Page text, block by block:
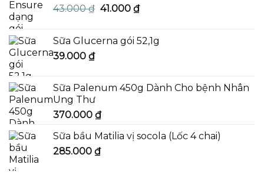
43.000₫ Giá
43.000 ₫.
41.000 ₫Giá
là:
Sữa Glucerna gói 52,1g
39.000 ₫
Sữa Palenum 450g Dành Cho bệnh Nhân
Ung Thư
370.000 ₫
Sữa bầu Matilia vị socola (Lốc 4 chai)
285.000 ₫